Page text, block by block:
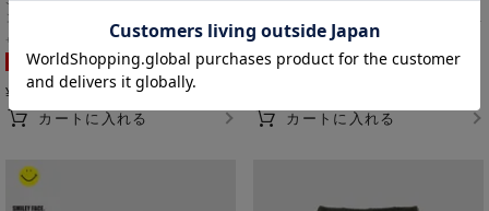
ント ビッグTシャツ キッズ メール便 対
応商品
ホワイト
SALE ボーイズ
¥ 990
カートに入れる
カー キッズ
160cm ブラック
SALE ボーイズ
カートに入れる